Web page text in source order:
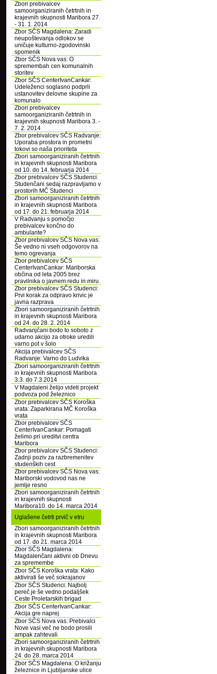
Zbori prebivalcev
samoorganiziranih četrtnih in
krajevnih skupnosti Maribora 27.
- 31. 1. 2014
Zbor SČS Magdalena: Zaradi
neupoštevanja odlokov se
uničuje kulturno-zgodovinski
spomenik
Zbor SČS Nova vas: O
spremembah cen komunalnih
storitev
Zbor SČS CenterIvanCankar:
Udeleženci soglasno podprli
ustanovitev delovne skupine za
komunalo
Zbori prebivalcev
samoorganiziranih četrtnih in
krajevnih skupnosti Maribora 3. -
7. 2. 2014
Zbor prebivalcev SČS Radvanje:
Uporaba prostora in prometni
tokovi so naša prioriteta
Zbori samoorganiziranih četrtnih
in krajevnih skupnosti Maribora
od 10. do 14. februarja 2014
Zbor prebivalcev SČS Studenci:
Studenčani sedaj razpravljamo v
prostorih MČ Studenci
Zbori samoorganiziranih četrtnih
in krajevnih skupnosti Maribora
od 17. do 21. februarja 2014
V Radvanju s pomočjo
prebivalcev končno do
ambulante?
Zbor prebivalcev SČS Nova vas:
Še vedno ni vseh odgovorov na
temo ogrevanja
Zbor prebivalcev SČS
CenterIvanCankar: Mariborska
občina od leta 2005 brez
pravilnika o javnem redu in miru
Zbor prebivalcev SČS Studenci:
Prvi korak za odpravo krivic je
javna razprava
Zbori samoorganiziranih četrtnih
in krajevnih skupnosti Maribora
od 24. do 28. 2. 2014
Radvanjčani bodo to soboto z
udarno akcijo za otroke uredili
varno pot v šolo
Akcija prebivalcev SČS
Radvanje: Varno do Ludvika
Zbori samoorganiziranih četrtnih
in krajevnih skupnosti Maribora
3.3. do 7.3.2014
V Magdaleni želijo videti projekt
podvoza pod železnico
Zbor prebivalcev SČS Koroška
vrata: Zaparkirana MČ Koroška
vrata
Zbor prebivalcev SČS
CenterIvanCankar: Pomagati
želimo pri ureditvi centra
Maribora
Zbor prebivalcev SČS Studenci:
Zadnji poziv za razbremenitev
studenških cest
Zbor prebivalcev SČS Nova vas:
Mariborski vodovod nas ne
jemlje resno
Zbori samoorganiziranih četrtnih
in krajevnih skupnosti
Maribora10. do 14. marca 2014
Uglašene četrti prvič v etru
Zbori samoorganiziranih četrtnih
in krajevnih skupnosti Maribora
od 17. do 21. marca 2014
Zbor SČS Magdalena:
Magdalenčani aktivni ob Dnevu
za spremembe
Zbor SČS Koroška vrata: Kako
aktivirati še več sokrajanov
Zbor SČS Studenci: Najbolj
pereč je še vedno podaljšek
Ceste Proletarskih brigad
Zbor SČS CenterIvanCankar:
Akcija gre naprej
Zbor SČS Nova vas: Prebivalci
Nove vasi več ne bodo prosili
ampak zahtevali
Zbori samoorganiziranih četrtnih
in krajevnih skupnosti Maribora
24. do 28. marca 2014
Zbor SČS Magdalena: O križanju
železnice in Ljubljanske ulice